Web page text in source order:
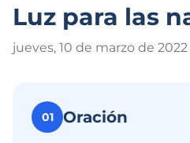
Luz para las
jueves, 10 de marzo de 2022
01 Oración